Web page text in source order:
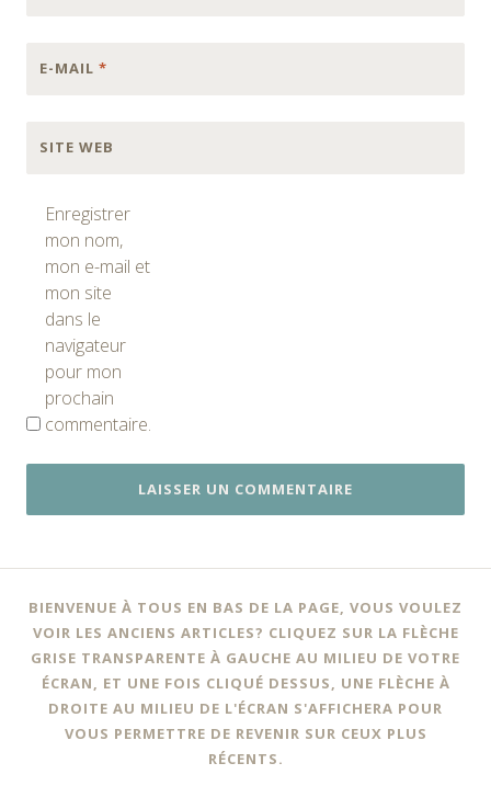
E-MAIL *
SITE WEB
Enregistrer
mon nom,
mon e-mail et
mon site
dans le
navigateur
pour mon
prochain
commentaire.
BIENVENUE À TOUS EN BAS DE LA PAGE, VOUS VOULEZ
VOIR LES ANCIENS ARTICLES? CLIQUEZ SUR LA FLÈCHE
GRISE TRANSPARENTE À GAUCHE AU MILIEU DE VOTRE
ÉCRAN, ET UNE FOIS CLIQUÉ DESSUS, UNE FLÈCHE À
DROITE AU MILIEU DE L'ÉCRAN S'AFFICHERA POUR
VOUS PERMETTRE DE REVENIR SUR CEUX PLUS
RÉCENTS.